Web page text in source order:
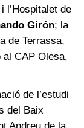
l’Hospitalet de
Girón; la
de Terrassa,
al CAP Olesa,
de l’estudi
del Baix
Andreu de la